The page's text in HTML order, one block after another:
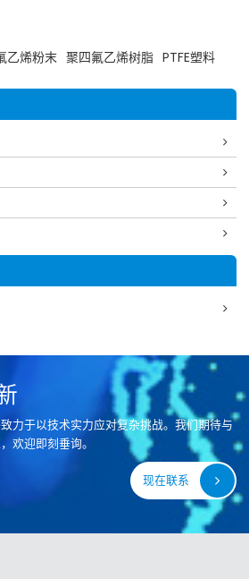
乙烯粉末 聚四氟乙烯树脂 PTFE塑料
力于以技术实力应对复杂挑战。我们期待与
欢迎即刻垂询。
现在联系